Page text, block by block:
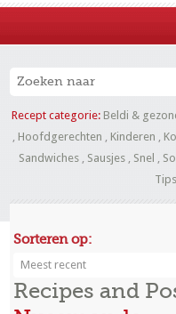
Recept categorie: Beldi &
, Hoofdgerechten , Kinderen ,
Sandwiches , Sausjes , Snel ,
Tips
Sorteren op:
Meest recent
Recipes and